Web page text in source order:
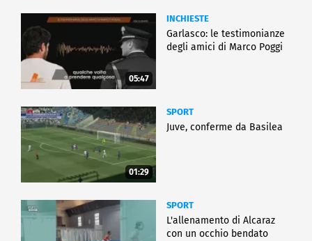
05:47
INCHIESTE
Garlasco: le testimonianze
degli amici di Marco Poggi
01:29
SPORT
Juve, conferme da Basilea
SPORT
L'allenamento di Alcaraz
con un occhio bendato